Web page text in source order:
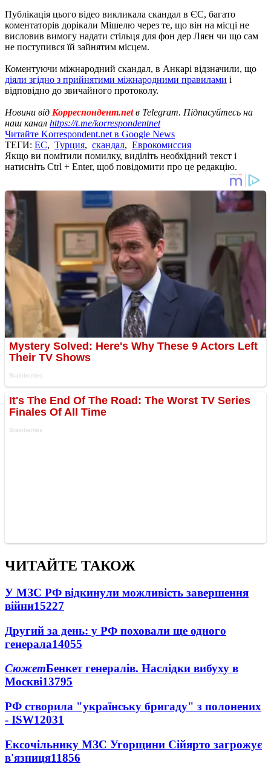
Публікація цього відео викликала скандал в ЄС, багато
коментаторів дорікали Мішелю через те, що він на місці не
висловив вимогу надати стільця для фон дер Ляєн чи що сам
не поступився їй зайнятим місцем.
Коментуючи міжнародний скандал, в Анкарі відзначили, що
діяли згідно з прийнятими міжнародними правилами і
відповідно до звичайного протоколу.
Новини від Корреспондент.netв Telegram. Підписуйтесь на
наш канал https://t.me/korrespondentnet
Читайте Korrespondent.net в Google News
ТЕГИ: ЕС, Турция, скандал, Еврокомиссия
Якщо ви помітили помилку, виділіть необхідний текст і
натисніть Ctrl + Enter, щоб повідомити про це редакцію.
ЧИТАЙТЕ ТАКОЖ
У МЗС РФ відкинули можливість завершення
війни15227
Другий за день: у РФ поховали ще одного
генерала14055
СюжетБенкет генералів. Наслідки вибуху в
Москві13795
РФ створила "українську бригаду" з полонених
- ISW12031
Ексочільнику МЗС Угорщини Сійярто загрожує
в'язниця11856